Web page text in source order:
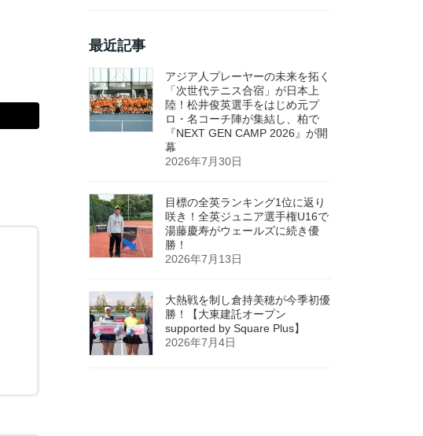
最近記事
アジア人プレーヤーの未来を拓く
「次世代テニス合宿」が日本上
陸！松井俊英選手をはじめ元プ
ロ・名コーチ陣が集結し、柏で
『NEXT GEN CAMP 2026』が開
幕
2026年7月30日
目標の全英ランキング1位に返り
咲き！全英ジュニア選手権U16で
湯藤慶寿がウェールズに続き優
勝！
2026年7月13日
大熱戦を制し倉持美穂が今季初優
勝！【大東建託オープン
supported by Square Plus】
2026年7月4日